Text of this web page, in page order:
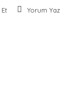
Yorum Yaz